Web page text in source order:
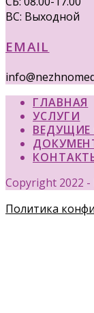
ВС: Выходной
EMAIL
ГЛАВНАЯ
УСЛУГИ
Copyright 2022
Политика